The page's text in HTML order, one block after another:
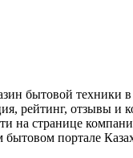
бытовой техники в
рейтинг, отзывы и
на странице
портале